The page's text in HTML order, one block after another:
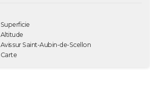
Superficie
Altitude
Avis sur Saint-Aubin-de-Scellon
Carte